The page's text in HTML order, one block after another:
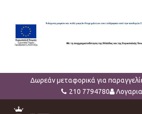
Δωρεάν μεταφορικά για
210 7794780